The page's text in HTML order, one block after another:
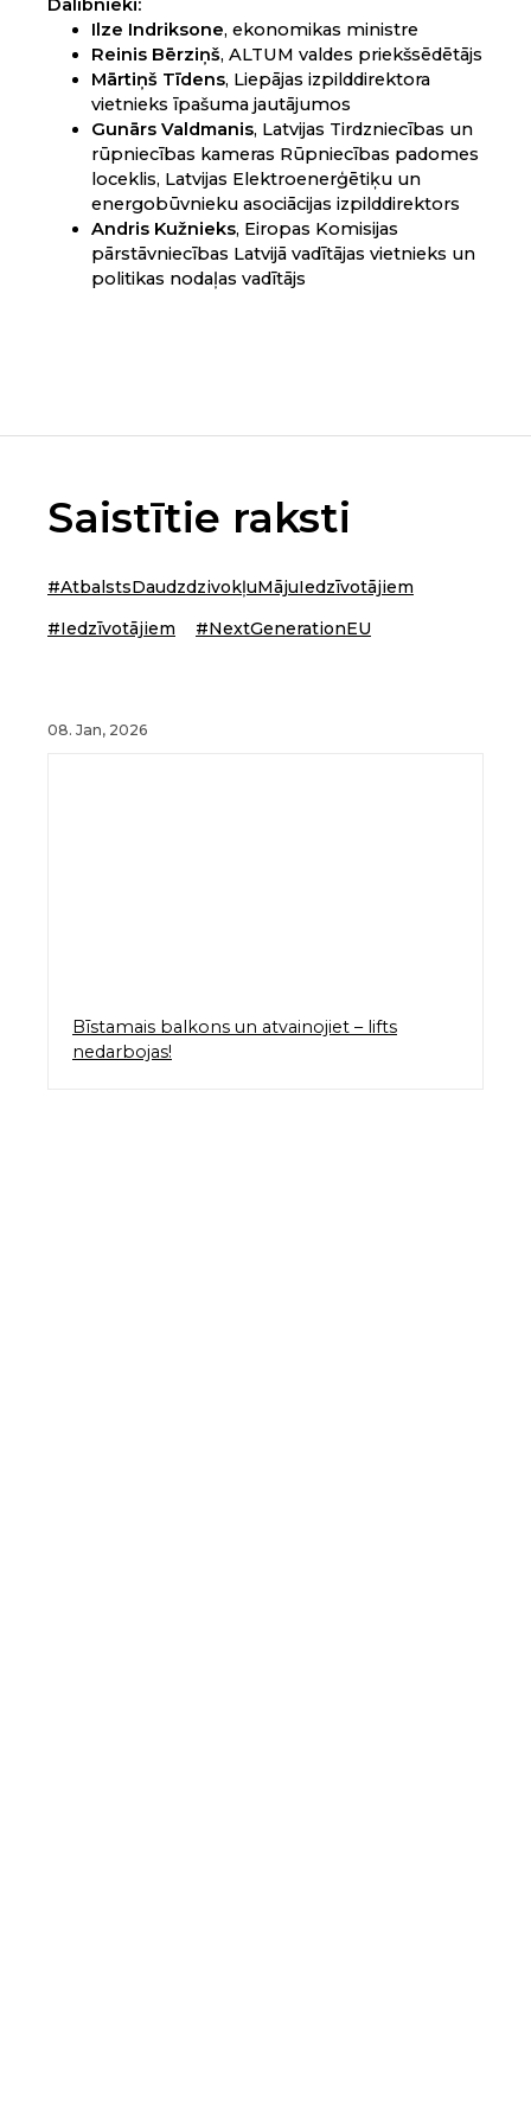
Dalībnieki:
Ilze Indriksone, ekonomikas ministre
Reinis Bērziņš, ALTUM valdes priekšsēdētājs
Mārtiņš Tīdens, Liepājas izpilddirektora
vietnieks īpašuma jautājumos
Gunārs Valdmanis, Latvijas Tirdzniecības un
rūpniecības kameras Rūpniecības padomes
loceklis, Latvijas Elektroenerģētiķu un
energobūvnieku asociācijas izpilddirektors
Andris Kužnieks, Eiropas Komisijas
pārstāvniecības Latvijā vadītājas vietnieks un
politikas nodaļas vadītājs
Saistītie raksti
#AtbalstsDaudzdzivokļuMājuIedzīvotājiem
#Iedzīvotājiem
#NextGenerationEU
08. Jan, 2026
Bīstamais balkons un atvainojiet – lifts
nedarbojas!